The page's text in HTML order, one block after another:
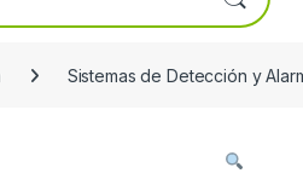
Sistemas de Detección y